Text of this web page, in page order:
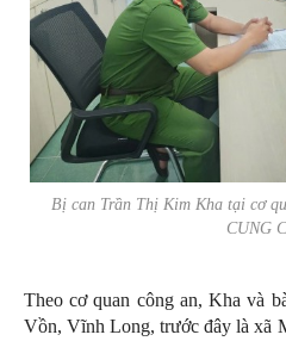
Bị can Trần Thị Kim Kha tại cơ
CUNG
Theo cơ quan công an, Kha và
Vồn, Vĩnh Long, trước đây là xã